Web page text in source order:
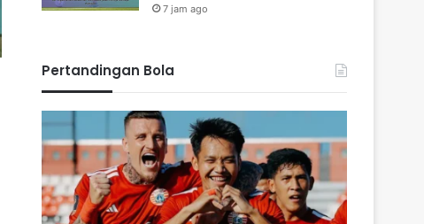
7 jam ago
Pertandingan Bola